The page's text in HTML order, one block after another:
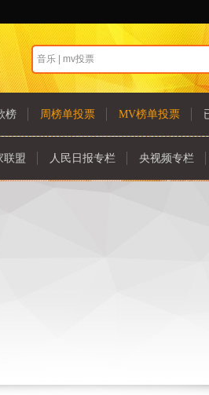
榜 周榜单投票 MV榜单投票
联盟 人民日报专栏 央视频专栏